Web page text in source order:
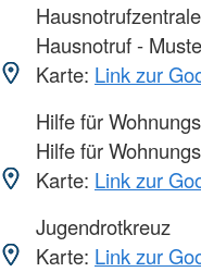
Hausnotrufzentrale
Hausnotruf -
Karte: Link zur
Hilfe für
Hilfe für
Karte: Link zur
Jugendrotkreuz
Karte: Link zur